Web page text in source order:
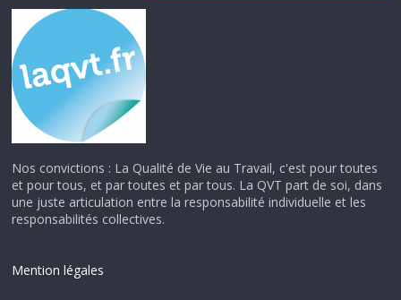
Nos convictions : La Qualité de Vie au Travail, c'est pour toutes
et pour tous, et par toutes et par tous. La QVT part de soi, dans
une juste articulation entre la responsabilité individuelle et les
responsabilités collectives.
Mention légales